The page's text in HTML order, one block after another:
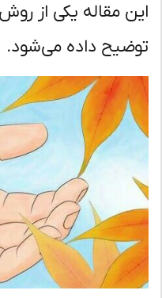
مقاله یکی از
داده می‌شود.